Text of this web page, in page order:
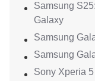
Samsung
Galaxy
Samsung
Samsung
Sony Xperia